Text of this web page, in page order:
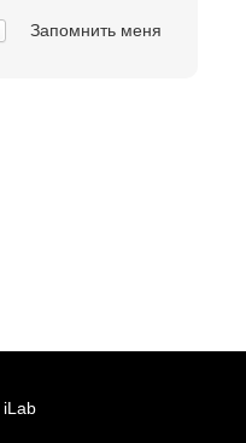
Запомнить меня
iLab